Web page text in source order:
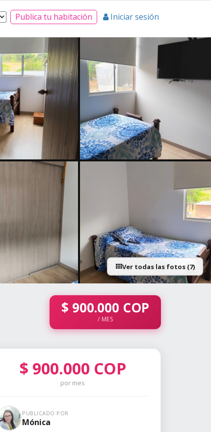
Publica tu habitación Iniciar sesión
Ver todas las fotos (7)
$ 900.000 COP
/ MES
$ 900.000 COP
por mes
PUBLICADO POR
Mónica